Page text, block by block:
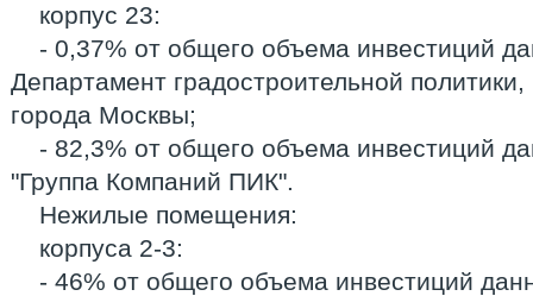
корпус 23:
- 0,37% от общего объема инвестиций
Департамент градостроительной
города Москвы;
- 82,3% от общего объема инвестиций
"Группа Компаний ПИК".
Нежилые помещения:
корпуса 2-3:
- 46% от общего объема инвестиций